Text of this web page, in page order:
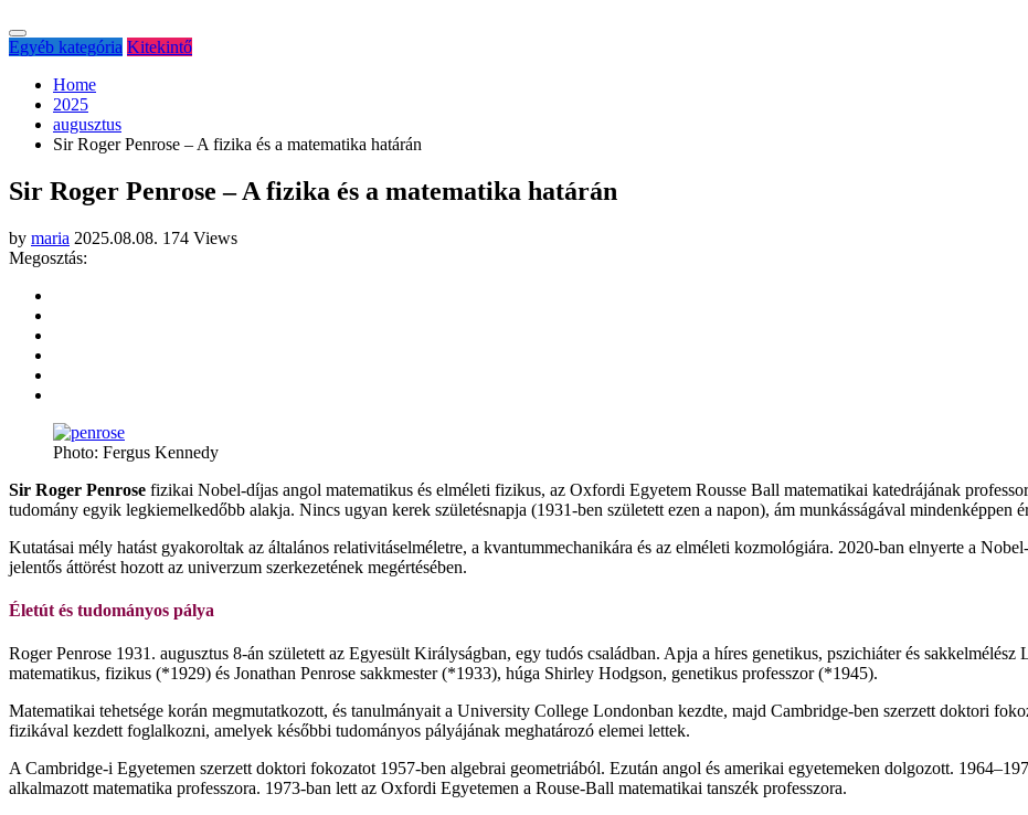
Egyéb kategória Kitekintő
Home
2025
augusztus
Sir Roger Penrose – A fizika és a matematika határán
Sir Roger Penrose – A fizika és a matematika határán
by maria 2025.08.08. 174 Views
Megosztás:
Photo: Fergus Kennedy
Sir Roger Penrose fizikai Nobel-díjas angol matematikus és elméleti fizikus, az Oxfordi Egyetem Rousse Ball matematikai katedrájának
tudomány egyik legkiemelkedőbb alakja. Nincs ugyan kerek születésnapja (1931-ben született ezen a napon), ám munkásságával mindenképpen
Kutatásai mély hatást gyakoroltak az általános relativitáselméletre, a kvantummechanikára és az elméleti kozmológiára. 2020-ban elnyerte a
jelentős áttörést hozott az univerzum szerkezetének megértésében.
Életút és tudományos pálya
Roger Penrose 1931. augusztus 8-án született az Egyesült Királyságban, egy tudós családban. Apja a híres genetikus, pszichiáter és
matematikus, fizikus (*1929) és Jonathan Penrose sakkmester (*1933), húga Shirley Hodgson, genetikus professzor (*1945).
Matematikai tehetsége korán megmutatkozott, és tanulmányait a University College Londonban kezdte, majd Cambridge-ben szerzett doktori
fizikával kezdett foglalkozni, amelyek későbbi tudományos pályájának meghatározó elemei lettek.
A Cambridge-i Egyetemen szerzett doktori fokozatot 1957-ben algebrai geometriából. Ezután angol és amerikai egyetemeken dolgozott.
alkalmazott matematika professzora. 1973-ban lett az Oxfordi Egyetemen a Rouse-Ball matematikai tanszék professzora.